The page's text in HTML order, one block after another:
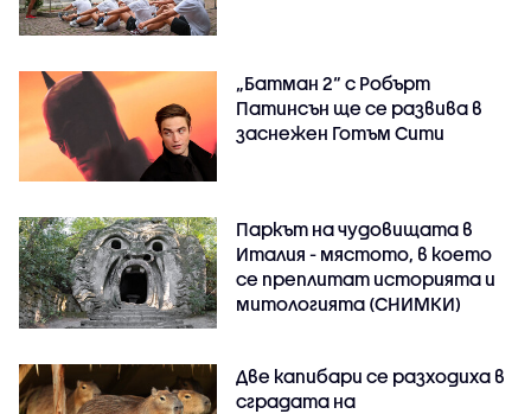
„Батман 2“ с Робърт
Патинсън ще се развива в
заснежен Готъм Сити
Паркът на чудовищата в
Италия - мястото, в което
се преплитат историята и
митологията (СНИМКИ)
Две капибари се разходиха в
сградата на